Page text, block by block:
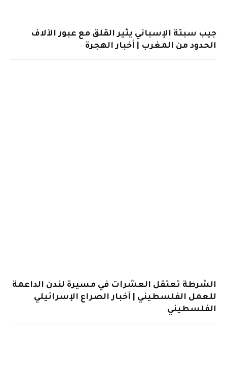
جيب سبتة الإسباني يثير القلق مع عبور الآلاف
الحدود من المغرب | أخبار الهجرة
الشرطة تعتقل العشرات في مسيرة لندن الداعمة
للعمل الفلسطيني | أخبار الصراع الإسرائيلي
الفلسطيني